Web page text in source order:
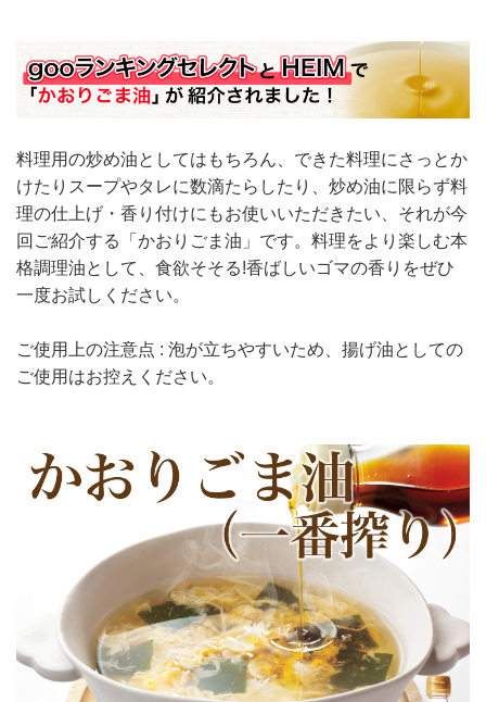
料理用の炒め油としてはもちろん、できた料理にさっとか
けたりスープやタレに数滴たらしたり、炒め油に限らず料
理の仕上げ・香り付けにもお使いいただきたい、それが今
回ご紹介する「かおりごま油」です。料理をより楽しむ本
格調理油として、食欲そそる!香ばしいゴマの香りをぜひ
一度お試しください。
ご使用上の注意点 : 泡が立ちやすいため、揚げ油としての
ご使用はお控えください。